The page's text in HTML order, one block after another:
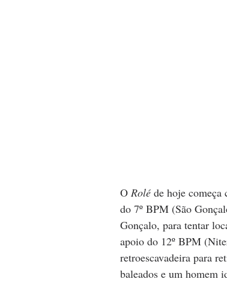
O Rolé de hoje começa
do 7º BPM (São
Gonçalo, para tentar
apoio do 12º BPM
retroescavadeira para
baleados e um homem